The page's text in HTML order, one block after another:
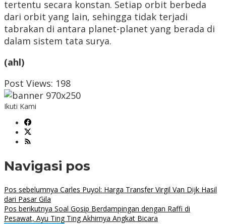
tertentu secara konstan. Setiap orbit berbeda
dari orbit yang lain, sehingga tidak terjadi
tabrakan di antara planet-planet yang berada di
dalam sistem tata surya.
(ahl)
Post Views: 198
Ikuti Kami
Navigasi pos
Pos sebelumnya Carles Puyol: Harga Transfer Virgil Van Dijk Hasil
dari Pasar Gila
Pos berikutnya Soal Gosip Berdampingan dengan Raffi di
Pesawat, Ayu Ting Ting Akhirnya Angkat Bicara